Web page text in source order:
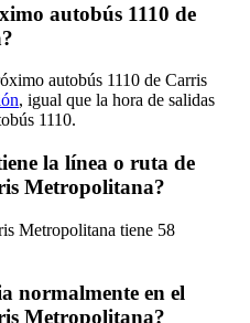
autobús 1110 de
autobús 1110 de Carris
, igual que la hora de salidas
1110.
la línea o ruta de
Metropolitana?
Metropolitana tiene 58
normalmente en el
Metropolitana?